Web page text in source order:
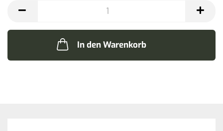
In den Warenkorb